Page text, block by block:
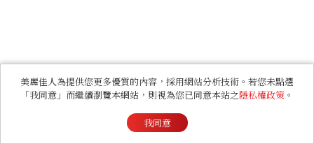
美麗佳人為提供您更多優質的內容，採用網站分析技術。若您未點選
「我同意」而繼續瀏覽本網站，則視為您已同意本站之隱私權政策 。
我同意